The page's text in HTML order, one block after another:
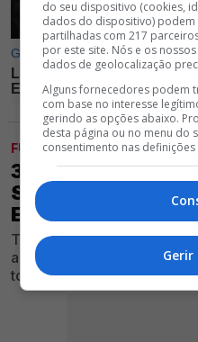
FUTEBOL
3 JOGADORES
SILVA E SÃO
EQUIPA B DO
Treinador não viu o
após tê-los consigo
tornam opções para
do seu dispositivo (cookies,
dados do dispositivo) podem
partilhadas com 217
por este site. Nós e os
dados de geolocalização
Alguns fornecedores podem
com base no interesse
gerindo as opções abaixo.
desta página ou no menu do
consentimento nas
Gerir